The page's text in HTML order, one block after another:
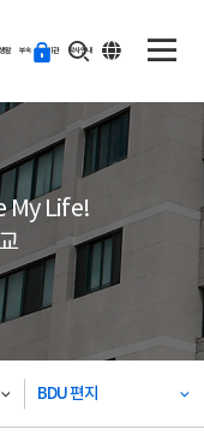
활 부속·부설기관 학사안내
등
기
ENG
My Life!
BDU 편지